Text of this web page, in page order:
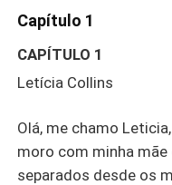
Capítulo 1
CAPÍTULO 1
Letícia Collins
Olá, me chamo
moro com minha mãe
separados desde os